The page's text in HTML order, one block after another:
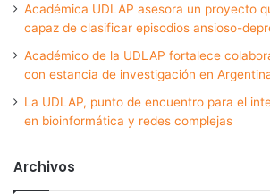
Académica UDLAP asesora un proyecto
capaz de clasificar episodios ansioso-
Académico de la UDLAP fortalece
con estancia de investigación en
La UDLAP, punto de encuentro para el
en bioinformática y redes complejas
Archivos